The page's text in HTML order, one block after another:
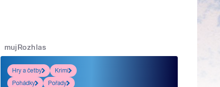
mujRozhlas
Hry a četby
Krimi
Pohádky
Pořady